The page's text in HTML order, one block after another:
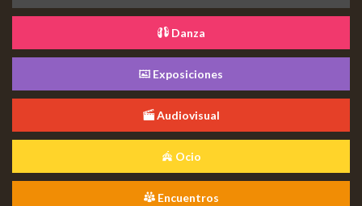
Danza
Exposiciones
Audiovisual
Ocio
Encuentros